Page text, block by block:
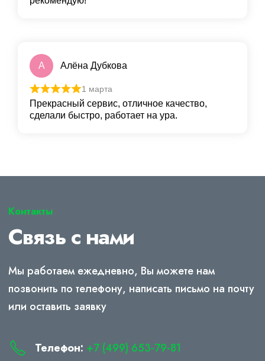
А Алёна Дубкова
1 марта
Прекрасный сервис, отличное качество,
сделали быстро, работает на ура.
Контакты
Связь с нами
Мы работаем ежедневно, Вы можете нам
позвонить по телефону, написать письмо на почту
или оставить заявку
Телефон: +7 (499) 653-79-81